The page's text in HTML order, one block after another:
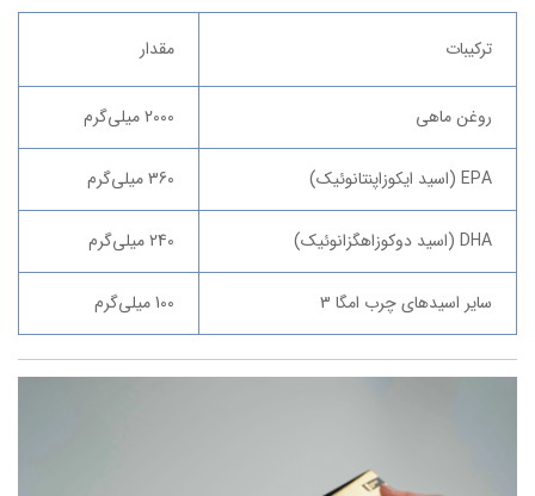
ترکیبات مقدار
روغن ماهی 2000 میلی‌گرم
EPA (اسید ایکوزاپنتانوئیک) 360 میلی‌گرم
DHA (اسید دوکوزاهگزانوئیک) 240 میلی‌گرم
سایر اسیدهای چرب امگا 3 100 میلی‌گرم